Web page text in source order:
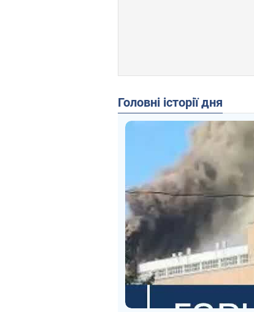
Головні історії дня